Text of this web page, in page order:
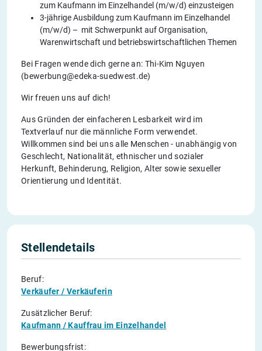
zum Kaufmann im Einzelhandel (m/w/d) einzusteigen
3-jährige Ausbildung zum Kaufmann im Einzelhandel
(m/w/d) – mit Schwerpunkt auf Organisation,
Warenwirtschaft und betriebswirtschaftlichen Themen
Bei Fragen wende dich gerne an: Thi-Kim Nguyen
(bewerbung@edeka-suedwest.de)
Wir freuen uns auf dich!
Aus Gründen der einfacheren Lesbarkeit wird im
Textverlauf nur die männliche Form verwendet.
Willkommen sind bei uns alle Menschen - unabhängig von
Geschlecht, Nationalität, ethnischer und sozialer
Herkunft, Behinderung, Religion, Alter sowie sexueller
Orientierung und Identität.
Stellendetails
Beruf:
Verkäufer / Verkäuferin
Zusätzlicher Beruf:
Kaufmann / Kauffrau im Einzelhandel
Bewerbungsfrist: